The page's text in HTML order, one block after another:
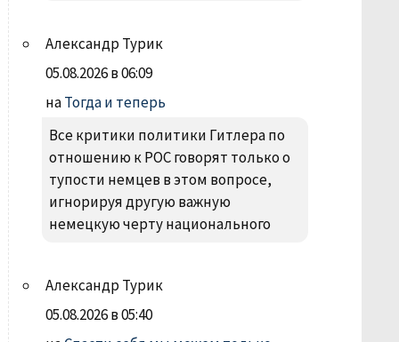
Александр Турик
05.08.2026 в 06:09
наТогда и теперь
Все критики политики Гитлера по
отношению к РОС говорят только о
тупости немцев в этом вопросе,
игнорируя другую важную
немецкую черту национального
Александр Турик
05.08.2026 в 05:40